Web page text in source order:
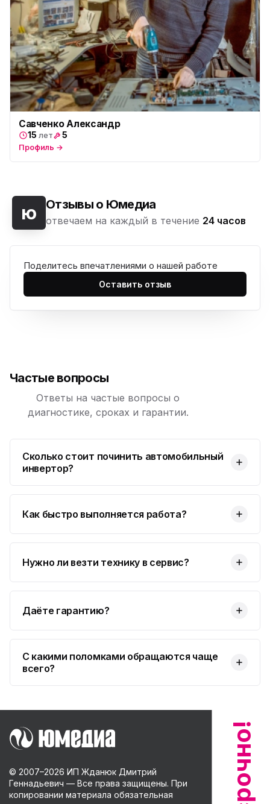
Савченко Александр
15 лет 5
Профиль →
ю Отзывы о Юмедиа
отвечаем на каждый в течение 24 часов
Поделитесь впечатлениями о нашей работе
Оставить отзыв
Частые вопросы
Ответы на частые вопросы о
диагностике, сроках и гарантии.
Сколько стоит починить автомобильный
инвертор?
Как быстро выполняется работа?
Нужно ли везти технику в сервис?
Даёте гарантию?
С какими поломками обращаются чаще
всего?
© 2007–2026 ИП Жданюк Дмитрий
Геннадьевич — Все права защищены. При
копировании материала обязательная